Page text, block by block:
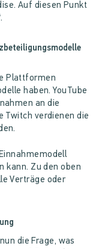
Auf diesen Punkt
Plattformen
haben. YouTube
an die
Twitch verdienen die
kann. Zu den oben
Verträge oder
die Frage, was